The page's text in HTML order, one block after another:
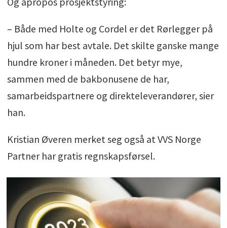
– Både med Holte og Cordel er det Rørlegger på
hjul som har best avtale. Det skilte ganske mange
hundre kroner i måneden. Det betyr mye,
sammen med de bakbonusene de har,
samarbeidspartnere og direkteleverandører, sier
han.
Kristian Øveren merket seg også at VVS Norge
Partner har gratis regnskapsførsel.